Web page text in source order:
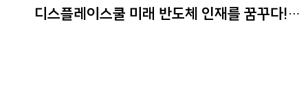
디스플레이스쿨 미래 반도체 인재를 꿈꾸다!